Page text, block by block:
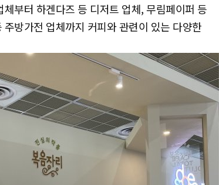
부터 하겐다즈 등 디저트 업체, 무림페이퍼 등
방가전 업체까지 커피와 관련이 있는 다양한